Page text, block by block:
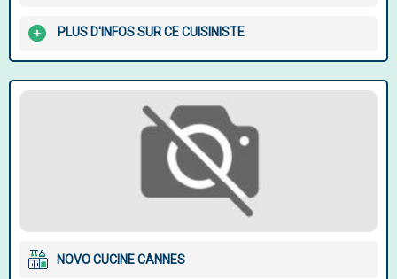
PLUS D'INFOS SUR CE CUISINISTE
NOVO CUCINE CANNES